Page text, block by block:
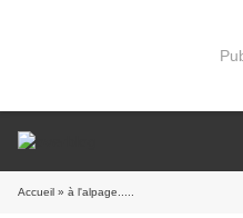
Accueil » à l'alpage.....